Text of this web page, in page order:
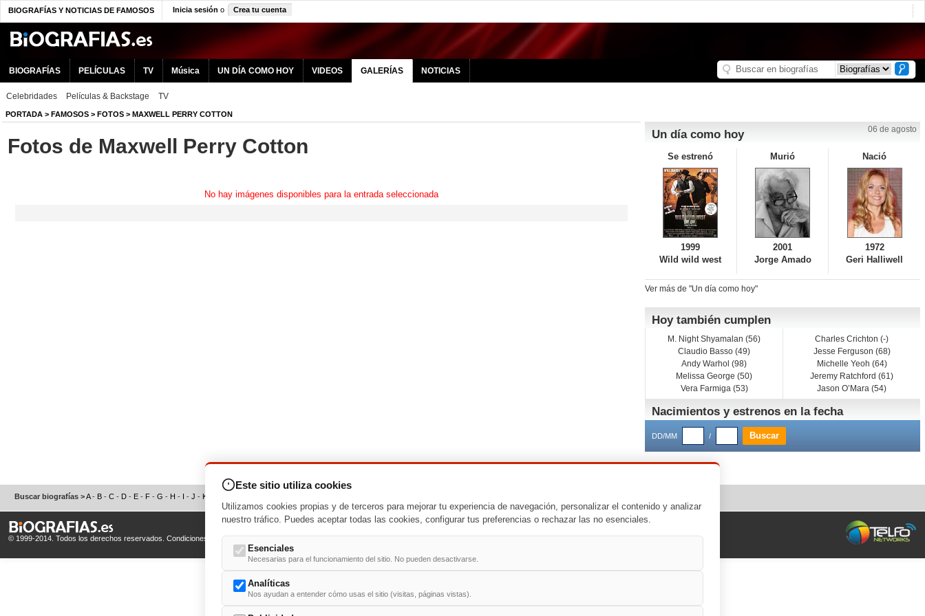
BIOGRAFÍAS Y NOTICIAS DE FAMOSOS Inicia sesión o Crea tu cuenta
BIOGRAFÍAS PELÍCULAS TV Música UN DÍA COMO HOY VIDEOS GALERÍAS NOTICIAS
Celebridades Películas & Backstage TV
PORTADA > FAMOSOS > FOTOS > MAXWELL PERRY COTTON
Fotos de Maxwell Perry Cotton
No hay imágenes disponibles para la entrada seleccionada
Un día como hoy 06 de agosto
Se estrenó
1999
Wild wild west
Murió
2001
Jorge Amado
Nació
1972
Geri Halliwell
Ver más de "Un día como hoy"
Hoy también cumplen
M. Night Shyamalan (56)
Claudio Basso (49)
Andy Warhol (98)
Melissa George (50)
Vera Farmiga (53)
Charles Crichton (-)
Jesse Ferguson (68)
Michelle Yeoh (64)
Jeremy Ratchford (61)
Jason O’Mara (54)
Nacimientos y estrenos en la fecha
DD/MM /
Buscar biografías >A- B - C - D - E - F - G - H - I - J - K
© 1999-2014. Todos los derechos reservados. Condiciones de usoyPolítica de Privacidad
Este sitio utiliza cookies
Utilizamos cookies propias y de terceros para mejorar tu experiencia de navegación, personalizar el contenido y analizar
nuestro tráfico. Puedes aceptar todas las cookies, configurar tus preferencias o rechazar las no esenciales.
Esenciales
Necesarias para el funcionamiento del sitio. No pueden desactivarse.
Analíticas
Nos ayudan a entender cómo usas el sitio (visitas, páginas vistas).